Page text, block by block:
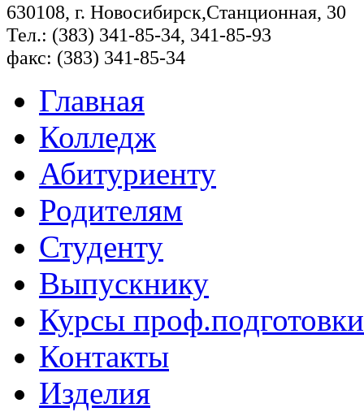
630108, г. Новосибирск,Станционная, 30
Тел.: (383) 341-85-34, 341-85-93
факс: (383) 341-85-34
Главная
Колледж
Абитуриенту
Родителям
Студенту
Выпускнику
Курсы проф.подготовки
Контакты
Изделия